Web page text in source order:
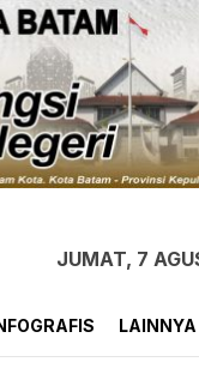
JUMAT, 7
LAINNYA